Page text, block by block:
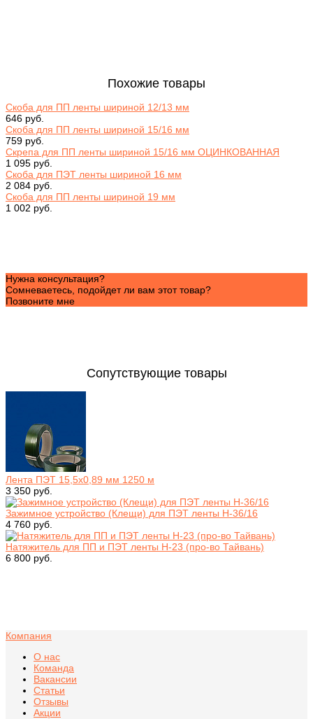
Похожие товары
Скоба для ПП ленты шириной 12/13 мм
646 руб.
Скоба для ПП ленты шириной 15/16 мм
759 руб.
Скрепа для ПП ленты шириной 15/16 мм ОЦИНКОВАННАЯ
1 095 руб.
Скоба для ПЭТ ленты шириной 16 мм
2 084 руб.
Скоба для ПП ленты шириной 19 мм
1 002 руб.
Нужна консультация?
Сомневаетесь, подойдет ли вам этот товар?
Позвоните мне
Сопутствующие товары
Лента ПЭТ 15,5х0,89 мм 1250 м
3 350 руб.
Зажимное устройство (Клещи) для ПЭТ ленты Н-36/16
4 760 руб.
Натяжитель для ПП и ПЭТ ленты Н-23 (про-во Тайвань)
6 800 руб.
Компания
О нас
Команда
Вакансии
Статьи
Отзывы
Акции